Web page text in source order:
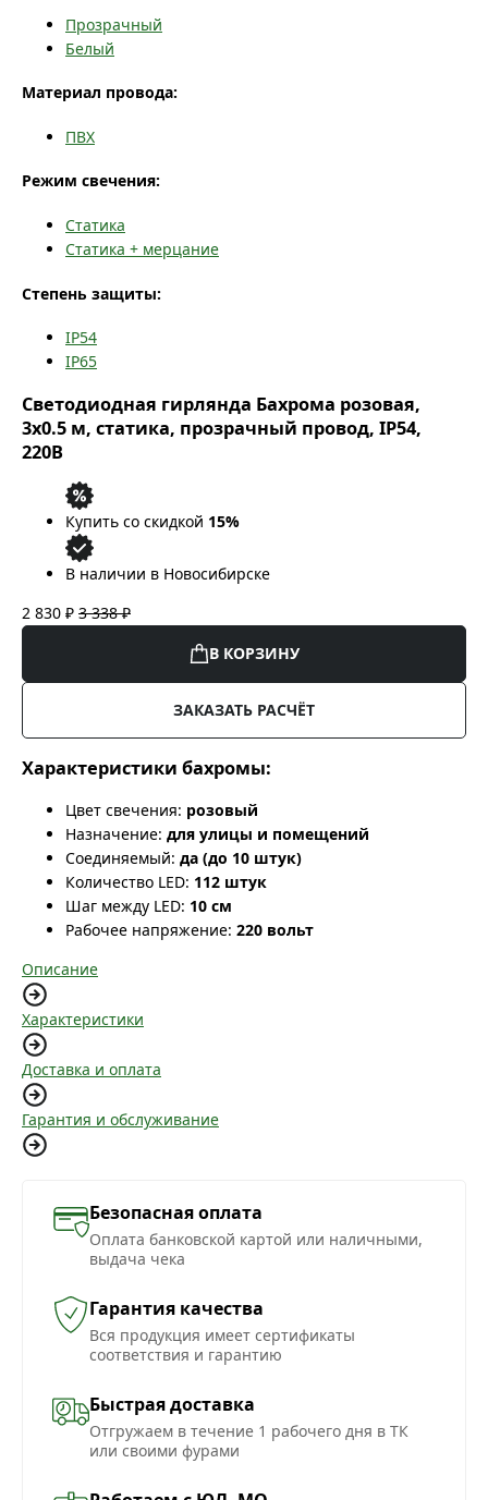
Прозрачный
Белый
Материал провода:
ПВХ
Режим свечения:
Статика
Статика + мерцание
Степень защиты:
IP54
IP65
Светодиодная гирлянда Бахрома розовая,
3x0.5 м, статика, прозрачный провод, IP54,
220В
Купить со скидкой 15%
В наличии в Новосибирске
2 830 ₽ 3 338 ₽
В КОРЗИНУ
ЗАКАЗАТЬ РАСЧЁТ
Характеристики бахромы:
Цвет свечения: розовый
Назначение: для улицы и помещений
Соединяемый: да (до 10 штук)
Количество LED: 112 штук
Шаг между LED: 10 см
Рабочее напряжение: 220 вольт
Описание
Характеристики
Доставка и оплата
Гарантия и обслуживание
Безопасная оплата
Оплата банковской картой или наличными,
выдача чека
Гарантия качества
Вся продукция имеет сертификаты
соответствия и гарантию
Быстрая доставка
Отгружаем в течение 1 рабочего дня в ТК
или своими фурами